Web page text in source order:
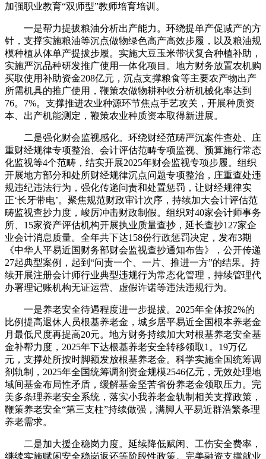
加强职业教育“双师型”教师培育培训。
一是帮力提拔粮油分析出产能力。环绕提单产促减产的方
针，支撑实施粮油等沉点做物绿色高产高效步履，以及粮油规
模种植从体单产提拔步履。实施大豆玉米带状复合种植补助，
实施严沉品种研发推广使用一体化项目。地方财务放置农机购
买取使用补助资金208亿元，沉点支撑粮食等主要农产物出产
所需机具的推广使用，鞭策农做物耕种收分析机械化率达到
76。7%。支撑推进农业种源环节焦点手艺攻关，开展种质资
本、出产机能测定，鞭策农业种质资本取得新进展。
二是强化财会监视感化。环绕财经范畴严沉案件查处、庄
重财经规律专项整治、会计评估范畴专项监视、预算施行常态
化监视等4个范畴，结实开展2025年财会监视专项步履。组织
开展地方部分和处所财经规律沉点问题专项整治，庄重查处违
规违纪违法行为，强化传递问责和处置惩罚，让财经规律实
正‘长牙带电’。聚焦规范财政审计次序，持续加大会计评估范
畴监视查抄力度，峻厉冲击财政制假。组织对40家会计师事务
所、15家资产评估机构开展执业质量查抄，延长查抄127家企
业会计消息质量。全年共下达158份行政惩罚决定，发布3期
《中华人平易近国财务部财会监视查抄通知布告》，公开传递
27起典型案例，起到“问责一个、一片、推进一方”的结果。持
续开展注册会计师行业典型违规行为常态化管理，持续管理代
办署理记账机构无证运营、虚假许诺等违法违规行为。
一是养老安全待遇程度进一步提拔。2025年全体按2%的
比例提高退休人员根基养老金，城乡居平易近全国根本养老金
月最低尺度再提高20元。地方财务持续加大对根基养老安全基
金补帮力度，2025年下达根基养老安全转移领取1。19万亿
元，支撑处所按时脚额发放根基养老金。科学实施全国统筹调
剂轨制，2025年全国统筹调剂资金规模2546亿元，无效处理地
域间基金布局性矛盾，缓解基金坚苦省份养老金领取压力。完
美多条理养老安全系统，落实小我养老金轨制相关支撑政策，
鞭策养老安全“第三支柱”持续做强，满脚人平易近群浩繁条理
养老需求。
二是加大援企稳岗力度。延续降低赋闲、工伤安全费率，
继续实施赋闲安全稳岗返还等阶段性政策。完美融资支撑就业